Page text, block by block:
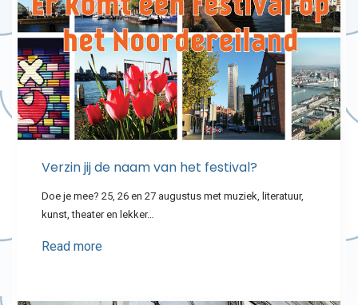
Verzin jij de naam van het festival?
Doe je mee? 25, 26 en 27 augustus met muziek, literatuur,
kunst, theater en lekker…
Read more